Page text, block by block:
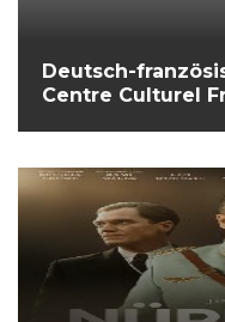
Deutsch-
Centre Culturel